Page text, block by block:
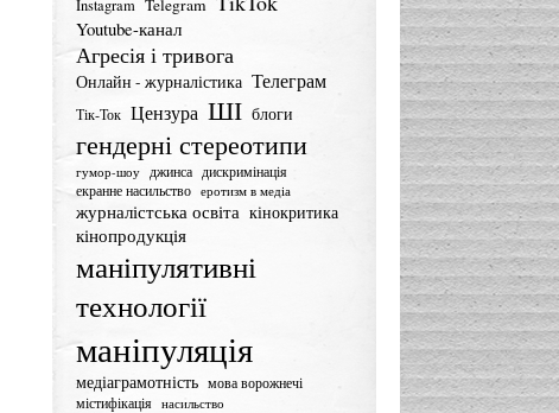
Instagram Telegram
Youtube-канал
Агресія і тривога
Онлайн - журналістика Телеграм
Тік-Ток Цензура ШІ блоги
гендерні стереотипи
гумор-шоу джинса
дискримінація
екранне насильство
еротизм в медіа
журналістська освіта кінокритика
кінопродукція
маніпулятивні
технології
маніпуляція
медіаграмотність мова ворожнечі
містифікація насильство